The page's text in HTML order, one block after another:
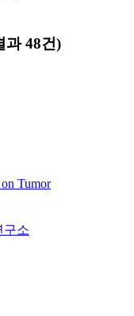
과 48건)
Tumor
구소